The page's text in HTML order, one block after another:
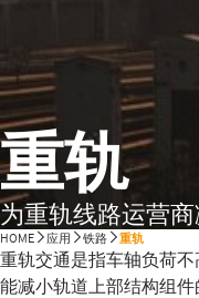
重轨
为重轨线路运营
HOME 应用 铁路 重轨
重轨交通是指车轴负荷
能减小轨道上部结构组